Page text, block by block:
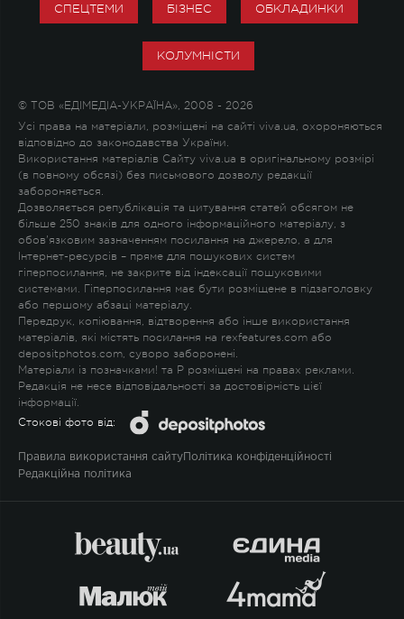
СПЕЦТЕМИ БІЗНЕС ОБКЛАДИНКИ
КОЛУМНІСТИ
© ТОВ «ЕДІМЕДІА-УКРАЇНА», 2008 - 2026
Усі права на матеріали, розміщені на сайті viva.ua, охороняються
відповідно до законодавства України.
Використання матеріалів Сайту viva.ua в оригінальному розмірі
(в повному обсязі) без письмового дозволу редакції
забороняється.
Дозволяється републікація та цитування статей обсягом не
більше 250 знаків для одного інформаційного матеріалу, з
обов'язковим зазначенням посилання на джерело, а для
Інтернет-ресурсів – пряме для пошукових систем
гіперпосилання, не закрите від індексації пошуковими
системами. Гіперпосилання має бути розміщене в підзаголовку
або першому абзаці матеріалу.
Передрук, копіювання, відтворення або інше використання
матеріалів, які містять посилання на rexfeatures.com або
depositphotos.com, суворо заборонені.
Матеріали із позначками! та P розміщені на правах реклами.
Редакція не несе відповідальності за достовірність цієї
інформації.
Стокові фото від:
Правила використання сайту Політика конфіденційності
Редакційна політика